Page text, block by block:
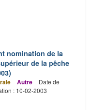
nomination de la
de la pêche
Autre
Date de
: 10-02-2003